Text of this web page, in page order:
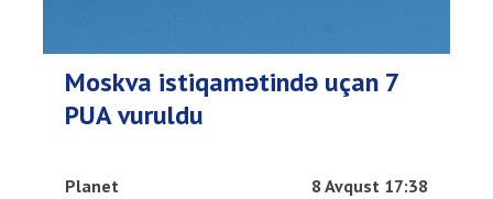
Moskva istiqamətində uçan 7
PUA vuruldu
Planet 8 Avqust 17:38